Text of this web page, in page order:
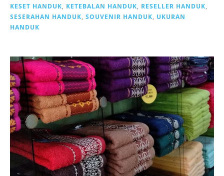
KESET HANDUK
KETEBALAN HANDUK RESELLER HANDUK
SESERAHAN HANDUK SOUVENIR HANDUK
UKURAN
HANDUK